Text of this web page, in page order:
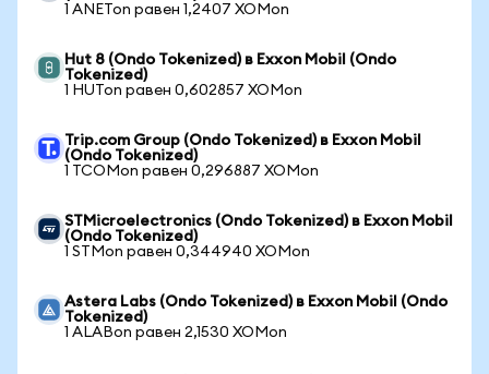
1 ANETon равен 1,2407 XOMon
Hut 8 (Ondo Tokenized) в Exxon Mobil (Ondo
Tokenized)
1 HUTon равен 0,602857 XOMon
Trip.com Group (Ondo Tokenized) в Exxon Mobil
(Ondo Tokenized)
1 TCOMon равен 0,296887 XOMon
STMicroelectronics (Ondo Tokenized) в Exxon Mobil
(Ondo Tokenized)
1 STMon равен 0,344940 XOMon
Astera Labs (Ondo Tokenized) в Exxon Mobil (Ondo
Tokenized)
1 ALABon равен 2,1530 XOMon